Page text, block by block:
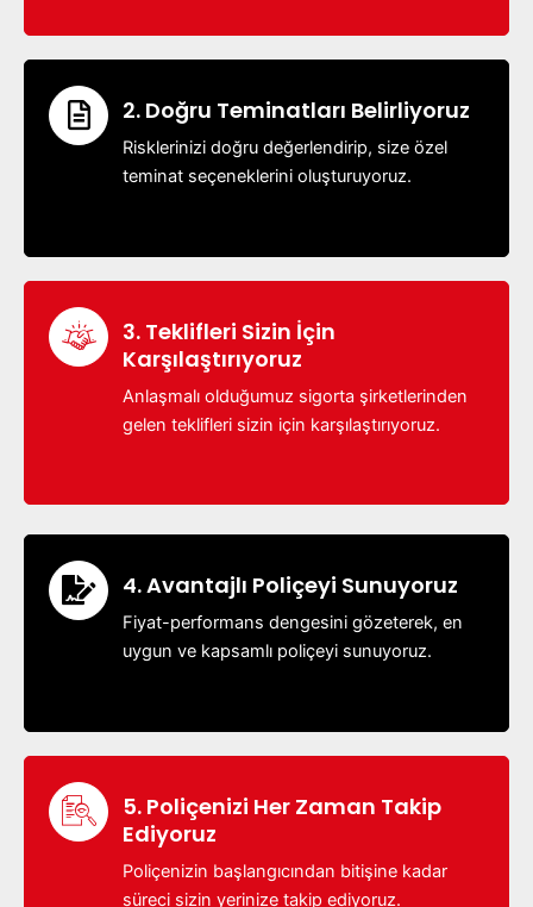
2. Doğru Teminatları Belirliyoruz
Risklerinizi doğru değerlendirip, size özel
teminat seçeneklerini oluşturuyoruz.
3. Teklifleri Sizin İçin
Karşılaştırıyoruz
Anlaşmalı olduğumuz sigorta şirketlerinden
gelen teklifleri sizin için karşılaştırıyoruz.
4. Avantajlı Poliçeyi Sunuyoruz
Fiyat-performans dengesini gözeterek, en
uygun ve kapsamlı poliçeyi sunuyoruz.
5. Poliçenizi Her Zaman Takip
Ediyoruz
Poliçenizin başlangıcından bitişine kadar
süreci sizin yerinize takip ediyoruz.